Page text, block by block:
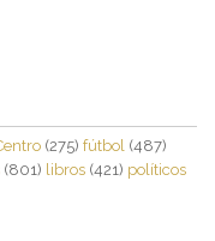
(275) fútbol (487)
(801) libros (421) políticos